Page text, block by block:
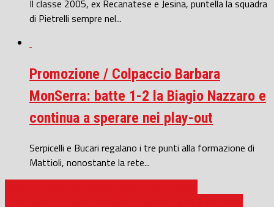
Il classe 2005, ex Recanatese e Jesina, puntella la squadra
di Pietrelli sempre nel...
Promozione / Colpaccio Barbara
MonSerra: batte 1-2 la Biagio Nazzaro e
continua a sperare nei play-out
Serpicelli e Bucari regalano i tre punti alla formazione di
Mattioli, nonostante la rete...